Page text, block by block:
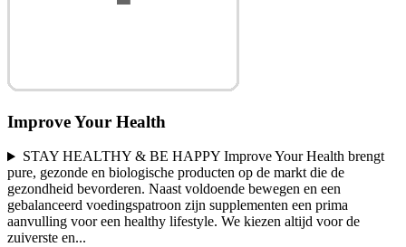
Improve Your Health
STAY HEALTHY & BE HAPPY Improve Your Health brengt
pure, gezonde en biologische producten op de markt die de
gezondheid bevorderen. Naast voldoende bewegen en een
gebalanceerd voedingspatroon zijn supplementen een prima
aanvulling voor een healthy lifestyle. We kiezen altijd voor de
zuiverste en...